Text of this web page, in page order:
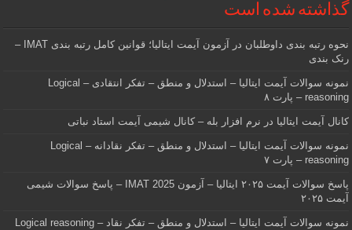
گذاشته شده است
نحوه رتبه بندی داوطلبان در آزمون آیمت ایتالیا؛ قوانین کامل رتبه بندی IMAT –
رنک بندی
نمونه سوالات آیمت ایتالیا – استدلال و منطق – تفکر انتقادی – Logical
reasoning – پارت ۸
کانال آیمت ایتالیا در نرم افزار بله – کانال شیمی آیمت استاد نباتی
نمونه سوالات آیمت ایتالیا – استدلال و منطق – تفکر نقادانه – Logical
reasoning – پارت ۷
پاسخ سوالات آیمت ۲۰۲۵ ایتالیا – آزمون IMAT 2025 – پاسخ سوالات شیمی
آیمت ۲۰۲۵
نمونه سوالات آیمت ایتالیا – استدلال و منطق – تفکر نقاد – Logical reasoning